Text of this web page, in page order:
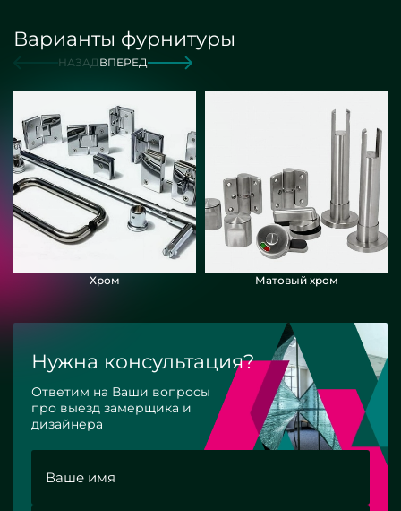
Варианты фурнитуры
НАЗАДВПЕРЕД
Хром Матовый хром
Нужна консультация?
Ответим на Ваши вопросы
про выезд замерщика и
дизайнера